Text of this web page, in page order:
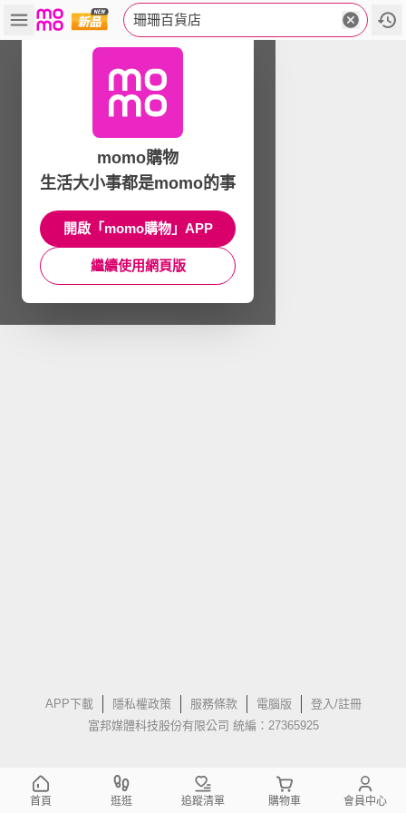
珊珊百貨店
APP下載 隱私權政策 服務條款 電腦版
登入/註冊
富邦媒體科技股份有限公司 統編：27365925
momo購物
生活大小事都是momo的事
開啟「momo購物」APP
繼續使用網頁版
首頁 逛逛 追蹤清單 購物車 會員中心